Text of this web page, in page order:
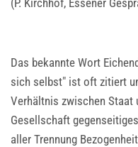
(P. Kirchhof, Essener
Das bekannte Wort
sich selbst" ist oft zitiert
Verhältnis zwischen Staat
Gesellschaft
aller Trennung